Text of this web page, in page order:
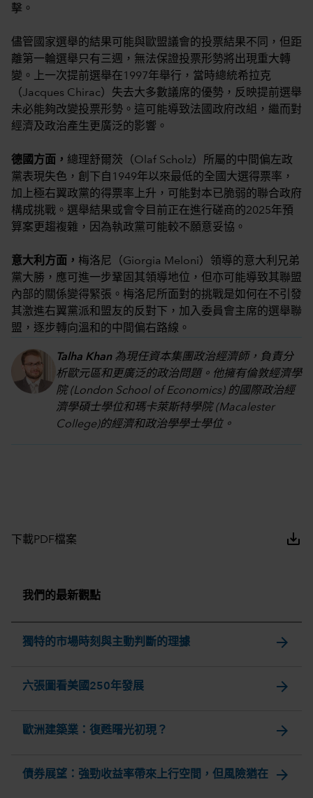
擊。
儘管國家選舉的結果可能與歐盟議會的投票結果不同，但距
離第一輪選舉只有三週，無法保證投票形勢將出現重大轉
變。上一次提前選舉在1997年舉行，當時總統希拉克
（Jacques Chirac）失去大多數議席的優勢，反映提前選舉
未必能夠改變投票形勢。這可能導致法國政府改組，繼而對
經濟及政治產生更廣泛的影響。
德國方面， 總理舒爾茨（Olaf Scholz）所屬的中間偏左政
黨表現失色，創下自1949年以來最低的全國大選得票率，
加上極右翼政黨的得票率上升，可能對本已脆弱的聯合政府
構成挑戰。選舉結果或會令目前正在進行磋商的2025年預
算案更趨複雜，因為執政黨可能較不願意妥協。
意大利方面， 梅洛尼（Giorgia Meloni）領導的意大利兄弟
黨大勝，應可進一步鞏固其領導地位，但亦可能導致其聯盟
內部的關係變得緊張。梅洛尼所面對的挑戰是如何在不引發
其激進右翼黨派和盟友的反對下，加入委員會主席的選舉聯
盟，逐步轉向溫和的中間偏右路線。
Talha Khan為現任資本集團政治經濟師，負責分
析歐元區和更廣泛的政治問題。他擁有倫敦經濟學
院 (London School of Economics) 的國際政治經
濟學碩士學位和瑪卡萊斯特學院 (Macalester
College)的經濟和政治學學士學位。
下載PDF檔案 save_alt
我們的最新觀點
獨特的市場時刻與主動判斷的理據 arrow_forward
六張圖看美國250年發展 arrow_forward
歐洲建築業：復甦曙光初現？ arrow_forward
債券展望：強勁收益率帶來上行空間，但風險猶在 arrow_forward